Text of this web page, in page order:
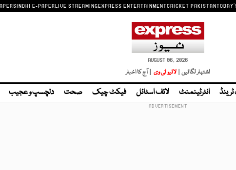
SINDHI E-PAPERLIVE STREAMINGEXPRESS ENTERTAINMENTCRICKET PAKISTAN
AUGUST 06, 2026
اشتہار لگائیں | لائیو ٹی وی | آج کا اخبار
انٹرٹینمنٹ لائف اسٹائل فیکٹ چیک صحت دلچسپ و عجیب